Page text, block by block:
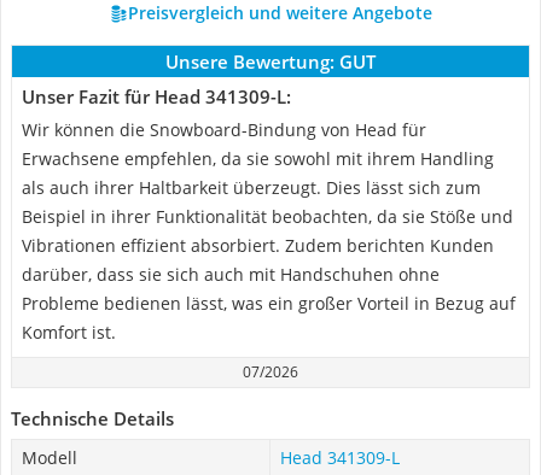
Preisvergleich und weitere Angebote
Unsere Bewertung: GUT
Unser Fazit für Head 341309-L:
Wir können die Snowboard-Bindung von Head für
Erwachsene empfehlen, da sie sowohl mit ihrem Handling
als auch ihrer Haltbarkeit überzeugt. Dies lässt sich zum
Beispiel in ihrer Funktionalität beobachten, da sie Stöße und
Vibrationen effizient absorbiert. Zudem berichten Kunden
darüber, dass sie sich auch mit Handschuhen ohne
Probleme bedienen lässt, was ein großer Vorteil in Bezug auf
Komfort ist.
07/2026
Technische Details
Modell
Head 341309-L